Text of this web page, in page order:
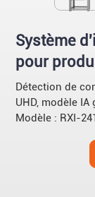
Système
pour
Détection de
UHD, modèle
Modèle : RXI-